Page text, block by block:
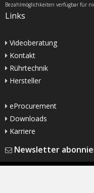
Bezahlmöglichkeiten verfügbar für
Links
Videoberatung
Kontakt
Rührtechnik
Hersteller
eProcurement
Downloads
Karriere
Newsletter